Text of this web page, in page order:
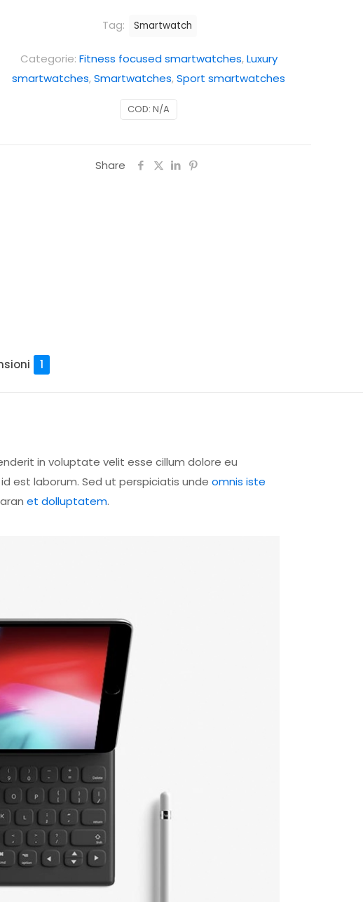
COD: N/A
Categorie: Fitness focused smartwatches,Luxury
smartwatches,Smartwatches,Sport smartwatches
Tag: Smartwatch
Share
1
in voluptate velit esse cillum dolore eu
est laborum. Sed ut perspiciatis unde omnis iste
et dolluptatem.